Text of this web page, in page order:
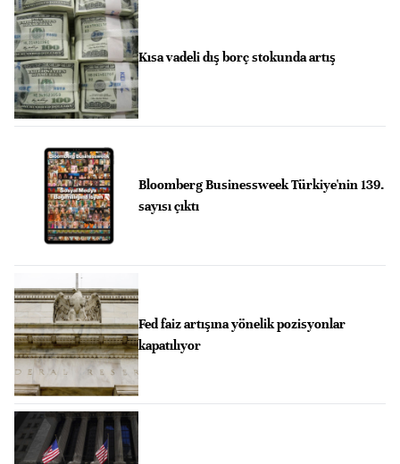
Kısa vadeli dış borç stokunda artış
Bloomberg Businessweek Türkiye'nin 139.
sayısı çıktı
Fed faiz artışına yönelik pozisyonlar
kapatılıyor